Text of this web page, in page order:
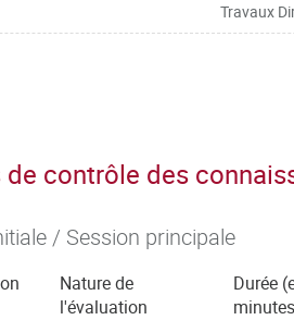
Travaux
contrôle des
/ Session principale
Nature de
l'évaluation
Durée